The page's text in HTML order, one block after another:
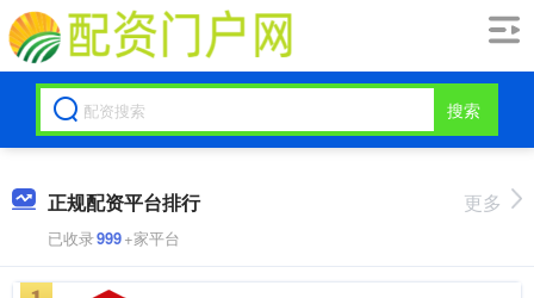
搜索
正规配资平台排行
已收录999+家平台
更多